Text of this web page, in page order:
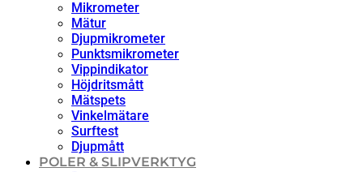
Mikrometer
Mätur
Djupmikrometer
Punktsmikrometer
Vippindikator
Höjdritsmått
Mätspets
Vinkelmätare
Surftest
Djupmått
POLER & SLIPVERKTYG